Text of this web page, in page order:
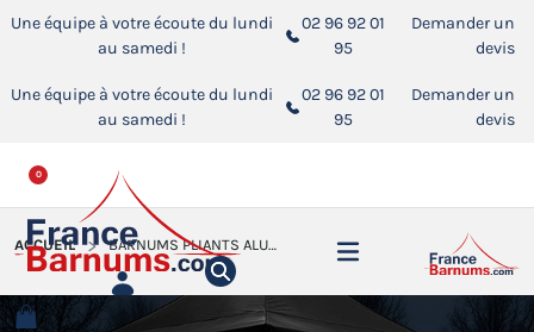
Une équipe à votre écoute du lundi
au samedi !
02 96 92 01
95
Demander un
devis
Une équipe à votre écoute du lundi
au samedi !
02 96 92 01
95
Demander un
devis
0
ACCUEIL BARNUMS PLIANTS ALUMINIUM PRO 55 AUVENT M2